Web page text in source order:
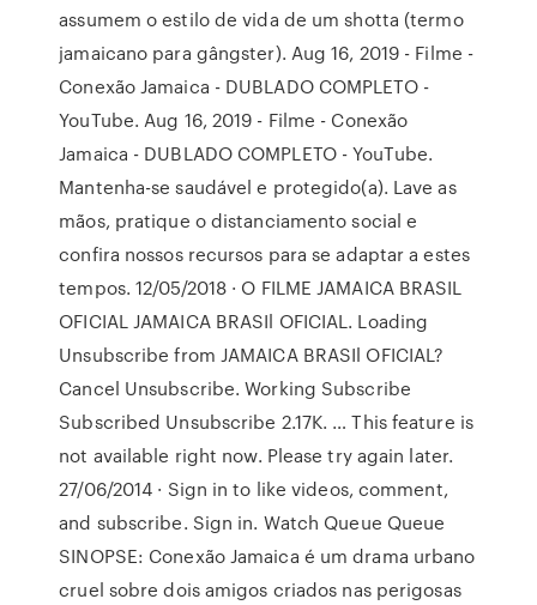
assumem o estilo de vida de um shotta (termo
jamaicano para gângster). Aug 16, 2019 - Filme -
Conexão Jamaica - DUBLADO COMPLETO -
YouTube. Aug 16, 2019 - Filme - Conexão
Jamaica - DUBLADO COMPLETO - YouTube.
Mantenha-se saudável e protegido(a). Lave as
mãos, pratique o distanciamento social e
confira nossos recursos para se adaptar a estes
tempos. 12/05/2018 · O FILME JAMAICA BRASIL
OFICIAL JAMAICA BRASIl OFICIAL. Loading
Unsubscribe from JAMAICA BRASIl OFICIAL?
Cancel Unsubscribe. Working Subscribe
Subscribed Unsubscribe 2.17K. … This feature is
not available right now. Please try again later.
27/06/2014 · Sign in to like videos, comment,
and subscribe. Sign in. Watch Queue Queue
SINOPSE: Conexão Jamaica é um drama urbano
cruel sobre dois amigos criados nas perigosas